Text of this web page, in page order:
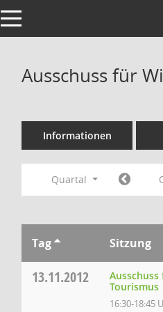
Toggle navigation
Ausschuss für
Informationen
Quartal
Tag Sitzung
13.11.2012
Tourismus
16:30-18:45